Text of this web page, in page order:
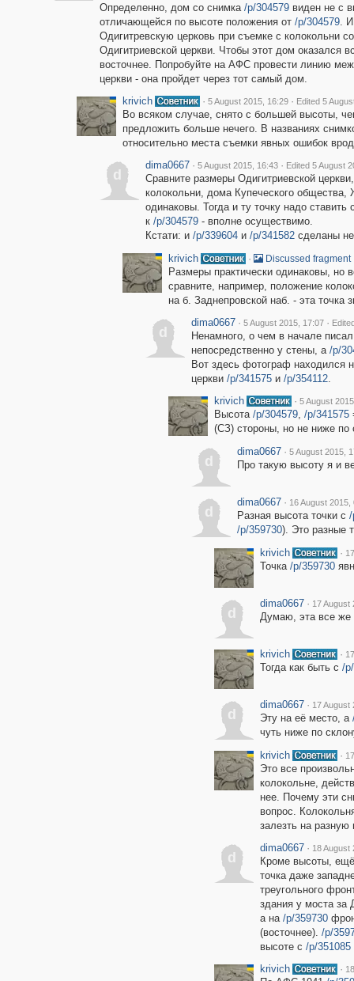
Определенно, дом со снимка /p/304579виден не с
отличающейся по высоте положения от /p/304579. И
Одигитревскую церковь при съемке с колокольни
Одигитриевской церкви. Чтобы этот дом
восточнее. Попробуйте на АФС провести линию
церкви - она пройдет через тот самый дом.
krivich
· 5 August 2015, 16:29 · Edited 5
Во всяком случае, снято с большей высоты,
предложить больше нечего. В названиях
относительно места съемки явных ошибок
d
dima0667 · 5 August 2015, 16:43 · Edited 5 August
Сравните размеры Одигитриевской
колокольни, дома Купеческого
одинаковы. Тогда и ту точку надо
к /p/304579- вполне осуществимо.
Кстати: и /p/339604и /p/341582сделаны не
krivich
· Discussed fragment
Размеры практически одинаковы,
сравните, например, положение
на б. Заднепровской наб. - эта точка
d
dima0667 · 5 August 2015, 17:07 ·
Ненамного, о чем в начале
непосредственно у стены, а /p/
Вот здесь фотограф находился
церкви /p/341575и /p/354112.
krivich
· 5 August
Высота /p/304579, /p/341575
(СЗ) стороны, но не ниже по
d
dima0667 · 5 August 2015,
Про такую высоту я и
d
dima0667 · 16 August 2015,
Разная высота точки с /
/p/359730). Это разные
krivich
·
Точка /p/359730
d
dima0667 · 17 August
Думаю, эта все же
krivich ·
Тогда как быть с /
d
dima0667 · 17 August
Эту на её место, а
чуть ниже по
krivich
·
Это все
колокольне,
нее. Почему эти
вопрос.
залезть на разную
d
dima0667 · 18 August
Кроме высоты,
точка даже
треугольного
здания у моста за
а на /p/359730
(восточнее). /p/
высоте с /p/351085
krivich
·